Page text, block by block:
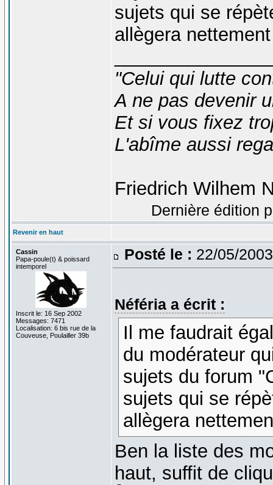
sujets qui se
allègera
"Celui qui lutte
A ne pas devenir
Et si vous fixez
L'abîme aussi
Friedrich Wilhem
Dernière édition
Revenir en haut
Cassin
Papa-poule(t) & poissard
intemporel
Inscrit le: 16 Sep 2002
Messages: 7471
Localisation: 6 bis rue de la
Couveuse, Poulailler 39b
Posté le : 22/05/
Néféria a écrit :
Il me faudrait
du modérateur
sujets du forum
sujets qui se
allègera
Ben la liste des
haut, suffit de